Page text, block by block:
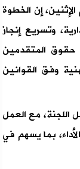
إن الخطوة
وتسريع إنجاز
حقوق المتقدمين
وفق القوانين
مع العمل
بما يسهم في